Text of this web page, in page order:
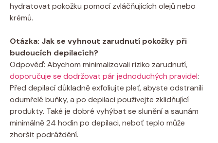
hydratovat pokožku pomocí zvláčňujících olejů nebo
krémů.
Otázka: Jak se vyhnout zarudnutí pokožky při
budoucích depilacích?
Odpověď: Abychom minimalizovali riziko zarudnutí,
doporučuje se dodržovat pár jednoduchých pravidel:
Před depilací důkladně exfoliujte pleť, abyste odstranili
odumřelé buňky, a po depilaci používejte zklidňující
produkty. Také je dobré vyhýbat se slunění a saunám
minimálně 24 hodin po depilaci, neboť teplo může
zhoršit podráždění.